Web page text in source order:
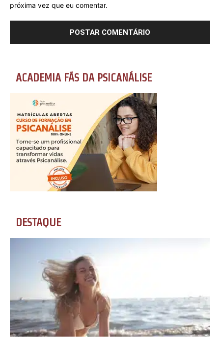
próxima vez que eu comentar.
ACADEMIA FÃS DA PSICANÁLISE
DESTAQUE